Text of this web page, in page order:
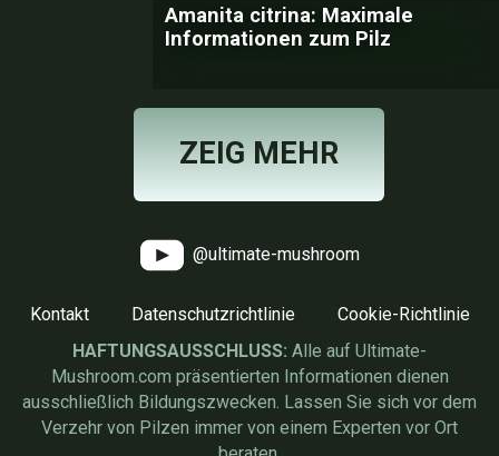
Amanita citrina: Maximale
Informationen zum Pilz
ZEIG MEHR
@ultimate-mushroom
Kontakt Datenschutzrichtlinie
Cookie-Richtlinie
HAFTUNGSAUSSCHLUSS: Alle auf Ultimate-
Mushroom.com präsentierten Informationen dienen
ausschließlich Bildungszwecken. Lassen Sie sich vor dem
Verzehr von Pilzen immer von einem Experten vor Ort